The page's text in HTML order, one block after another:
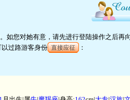
如您对她有意，请先进行登陆操作之后
过路游客身份 直接应征 ：